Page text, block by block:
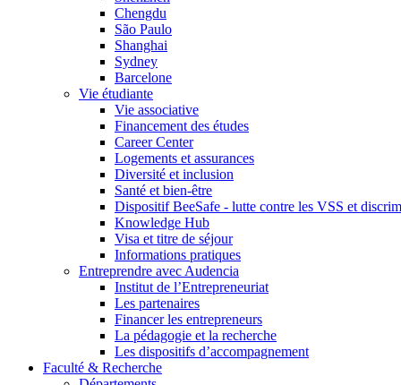
Chengdu
São Paulo
Shanghai
Sydney
Barcelone
Vie étudiante
Vie associative
Financement des études
Career Center
Logements et assurances
Diversité et inclusion
Santé et bien-être
Dispositif BeeSafe - lutte contre les VSS et
Knowledge Hub
Visa et titre de séjour
Informations pratiques
Entreprendre avec Audencia
Institut de l’Entrepreneuriat
Les partenaires
Financer les entrepreneurs
La pédagogie et la recherche
Les dispositifs d’accompagnement
Faculté & Recherche